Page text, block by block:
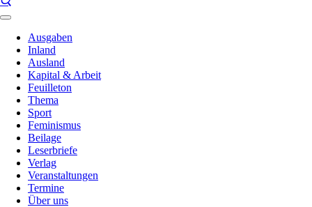
Ausgaben
Inland
Ausland
Kapital & Arbeit
Feuilleton
Thema
Sport
Feminismus
Beilage
Leserbriefe
Verlag
Veranstaltungen
Termine
Über uns